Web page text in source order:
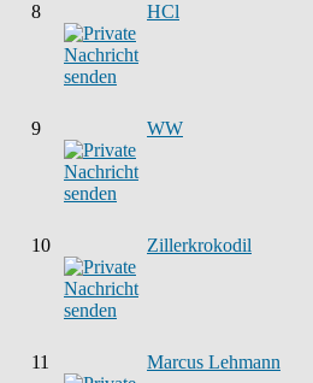
8 HCl
9 WW
10 Zillerkrokodil
11 Marcus Lehmann